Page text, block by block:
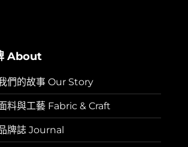
About
們的故事 Our Story
料與工藝 Fabric & Craft
牌誌 Journal